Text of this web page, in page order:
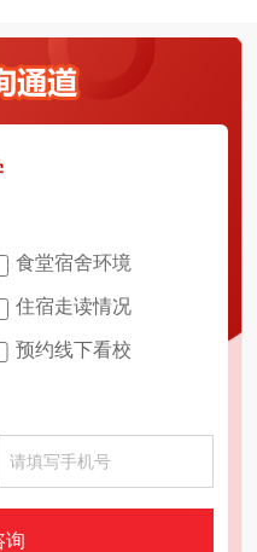
食堂宿舍环境
住宿走读情况
预约线下看校
询